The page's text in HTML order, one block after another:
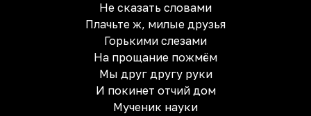
Не сказать словами
Плачьте ж, милые друзья
Горькими слезами
На прощание пожмём
Мы друг другу руки
И покинет отчий дом
Мученик науки